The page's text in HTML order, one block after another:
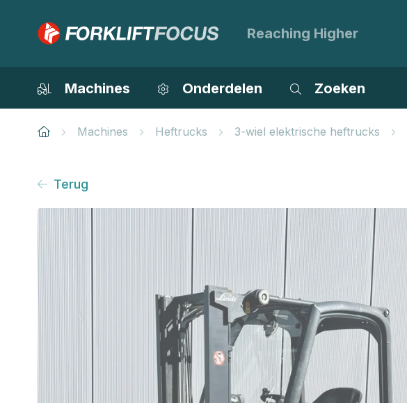
Reaching Higher
Machines Onderdelen Zoeken
Machines Heftrucks 3-wiel elektrische heftrucks
Terug